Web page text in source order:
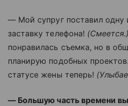
— Мой супруг поставил одну
заставку телефона! (Смеется.)
понравилась съемка, но в
планирую подобных
статусе жены теперь!
— Большую часть времени